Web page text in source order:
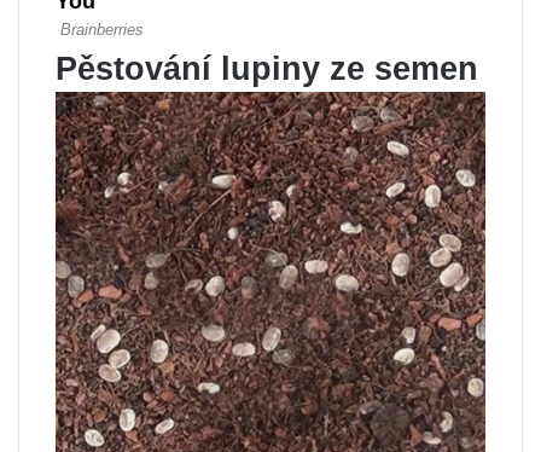
Pěstování lupiny ze semen